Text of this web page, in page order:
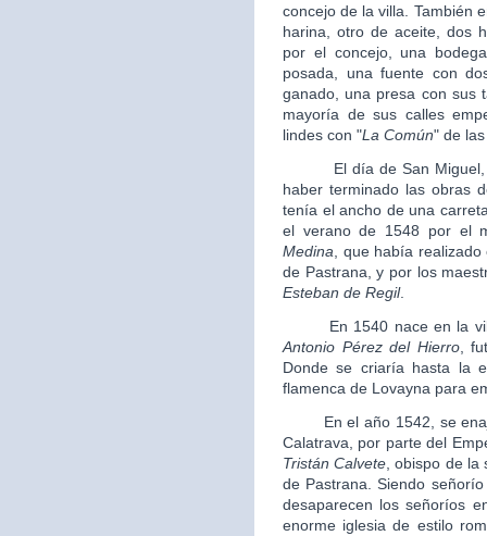
concejo de la villa. También
harina, otro de aceite, dos
por el concejo, una
posada, una fuente con
ganado, una presa con sus
mayoría de sus calles
lindes con "La Común" de
El día de San Miguel, el
haber terminado las obras
tenía el ancho de una
el verano de 1548 por el
Medina , que había
de Pastrana, y por los
Esteban de Regil.
En 1540 nace en la villa
Antonio Pérez del Hierro,
Donde se criaría hasta la
flamenca de Lovayna para
En el año 1542, se
Calatrava, por parte del
Tristán Calvete, obispo de la
de Pastrana. Siendo
desaparecen los señoríos
enorme iglesia de estilo